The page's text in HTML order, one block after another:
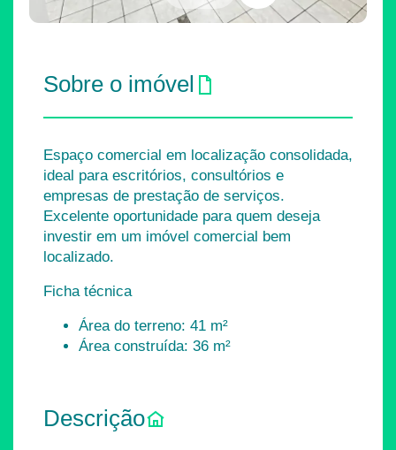
Sobre o imóvel
Espaço comercial em localização consolidada,
ideal para escritórios, consultórios e
empresas de prestação de serviços.
Excelente oportunidade para quem deseja
investir em um imóvel comercial bem
localizado.
Ficha técnica
Área do terreno: 41 m²
Área construída: 36 m²
Descrição